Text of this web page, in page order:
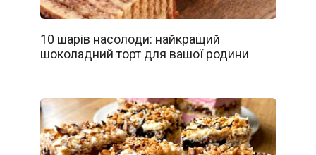
10 шарів насолоди: найкращий
шоколадний торт для вашої родини